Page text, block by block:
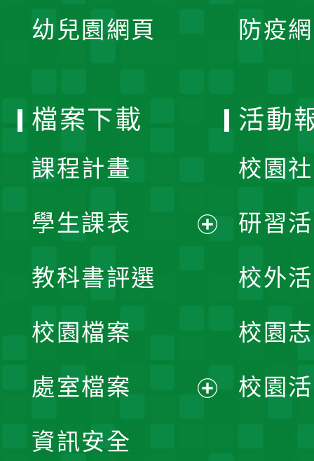
幼兒園網頁 防疫
檔案下載
課程計畫
學生課表
單
教科書評選
校園檔案
處室檔案
資訊安全
活動
校園
研習
校外
校園
校園